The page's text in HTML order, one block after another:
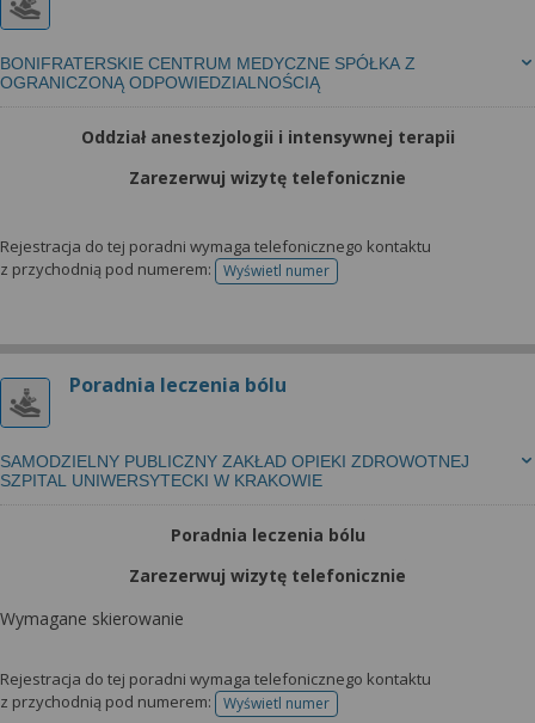
BONIFRATERSKIE CENTRUM MEDYCZNE SPÓŁKA Z
OGRANICZONĄ ODPOWIEDZIALNOŚCIĄ
Oddział anestezjologii i intensywnej terapii
Zarezerwuj wizytę telefonicznie
Rejestracja do tej poradni wymaga telefonicznego kontaktu
z przychodnią pod numerem:
Wyświetl numertelefonu do rejestracji
Poradnia leczenia bólu
SAMODZIELNY PUBLICZNY ZAKŁAD OPIEKI ZDROWOTNEJ
SZPITAL UNIWERSYTECKI W KRAKOWIE
Poradnia leczenia bólu
Zarezerwuj wizytę telefonicznie
Wymagane skierowanie
Rejestracja do tej poradni wymaga telefonicznego kontaktu
z przychodnią pod numerem:
Wyświetl numertelefonu do rejestracji